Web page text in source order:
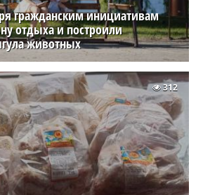
гражданским инициативам
отдыха и построили
животных
312